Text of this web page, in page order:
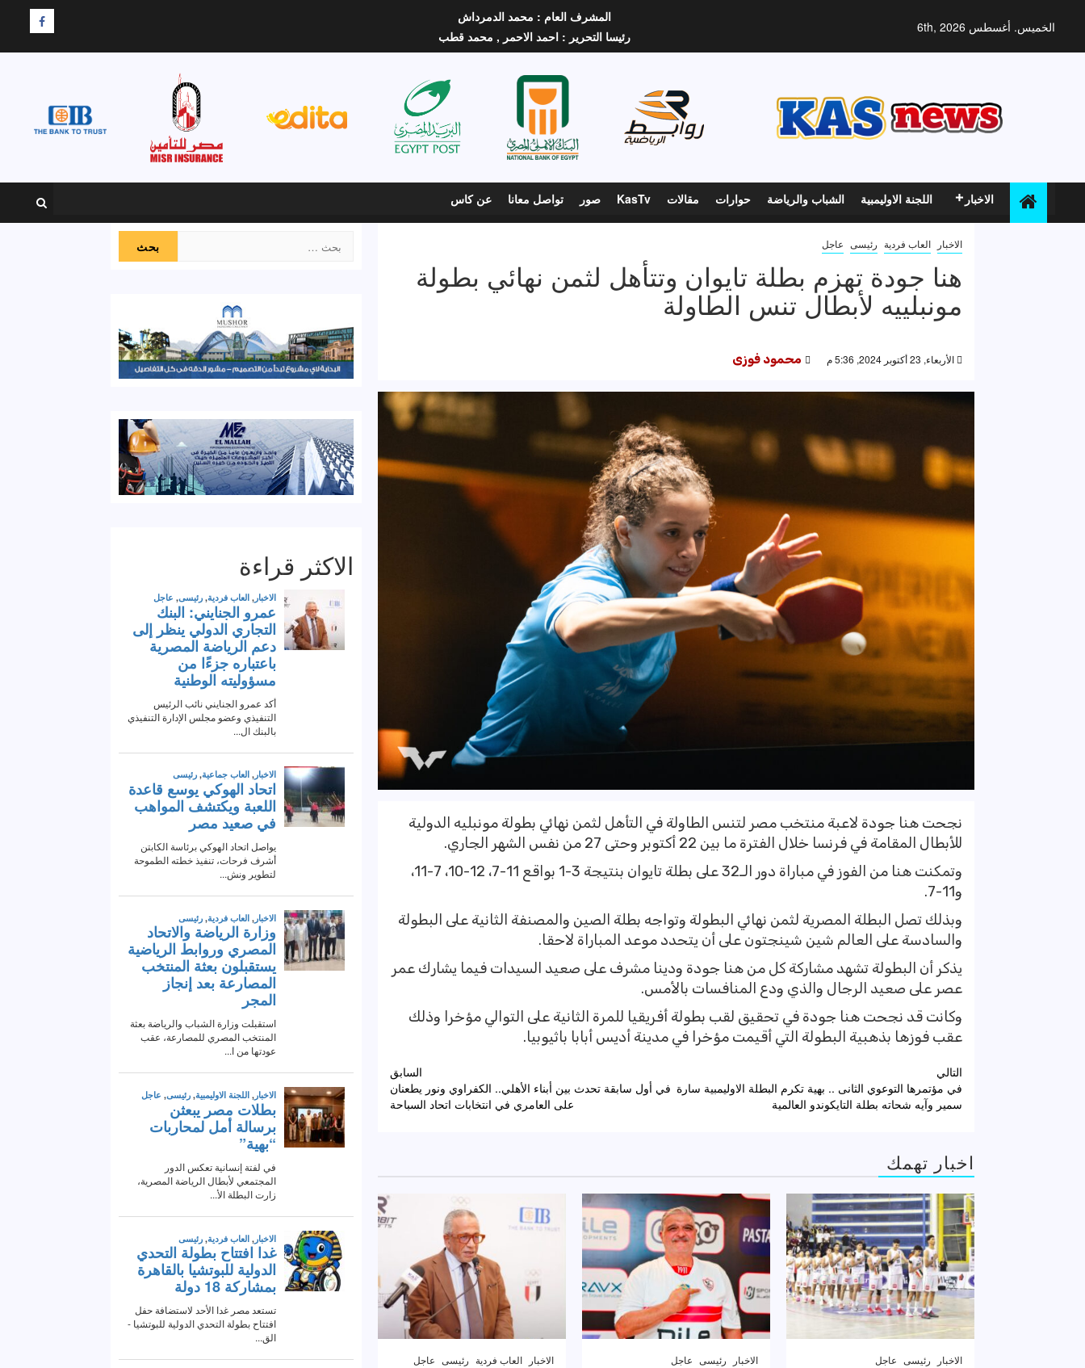
الخميس. أغسطس 6th, 2026
المشرف العام : محمد الدمرداش
رئيسا التحرير : احمد الاحمر , محمد قطب
F
الاخبار اللجنة الاوليمبية الشباب والرياضة حوارات مقالات KasTv صور تواصل معانا عن كاس
الاخبار العاب فردية رئيسى عاجل
هنا جودة تهزم بطلة تايوان وتتأهل لثمن نهائي بطولة
مونبلييه لأبطال تنس الطاولة
الأربعاء, 23 أكتوبر 2024, 5:36 م محمود فوزى
نجحت هنا جودة لاعبة منتخب مصر لتنس الطاولة في التأهل لثمن نهائي بطولة مونبليه الدولية
للأبطال المقامة في فرنسا خلال الفترة ما بين 22 أكتوبر وحتى 27 من نفس الشهر الجاري.
وتمكنت هنا من الفوز في مباراة دور الـ32 على بطلة تايوان بنتيجة 3-1 بواقع 11-7، 12-10، 7-11،
و11-7.
وبذلك تصل البطلة المصرية لثمن نهائي البطولة وتواجه بطلة الصين والمصنفة الثانية على البطولة
والسادسة على العالم شين شينجتون على أن يتحدد موعد المباراة لاحقا.
يذكر أن البطولة تشهد مشاركة كل من هنا جودة ودينا مشرف على صعيد السيدات فيما يشارك عمر
عصر على صعيد الرجال والذي ودع المنافسات بالأمس.
وكانت قد نجحت هنا جودة في تحقيق لقب بطولة أفريقيا للمرة الثانية على التوالي مؤخرا وذلك
عقب فوزها بذهبية البطولة التي أقيمت مؤخرا في مدينة أديس أبابا باثيوبيا.
تصفّح
المقالات
السابق
في أول سابقة تحدث بين أبناء الأهلي.. الكفراوي ونور يطعنان
على العامري في انتخابات اتحاد السباحة
التالي
في مؤتمرها التوعوي الثانى .. بهية تكرم البطلة الاوليمبية سارة
سمير وآيه شحاته بطلة التايكوندو العالمية
اخبار تهمك
الاخبار رئيسى عاجل الاخبار رئيسى عاجل الاخبار العاب فردية رئيسى عاجل
عن:
الاكثر قراءة